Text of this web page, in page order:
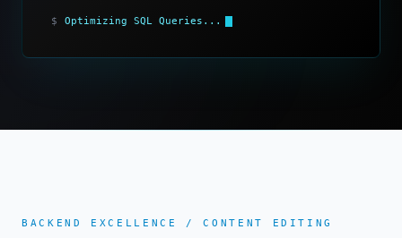
$ Rendering Clean Component...
BACKEND EXCELLENCE / CONTENT EDITING